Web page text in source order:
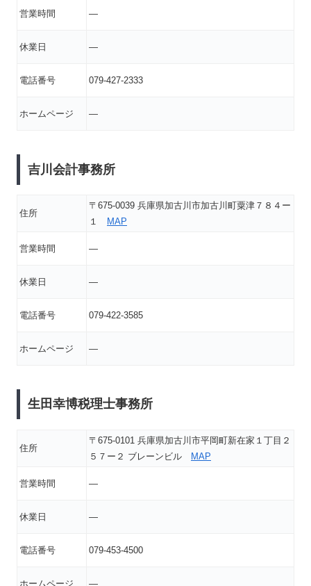
営業時間 ―
休業日 ―
電話番号 079-427-2333
ホームページ ―
吉川会計事務所
住所
〒675-0039 兵庫県加古川市加古川町粟津７８４ー
１
MAP
営業時間 ―
休業日 ―
電話番号 079-422-3585
ホームページ ―
生田幸博税理士事務所
住所
〒675-0101 兵庫県加古川市平岡町新在家１丁目２
５７ー２ ブレーンビル MAP
営業時間 ―
休業日 ―
電話番号 079-453-4500
ホームページ ―